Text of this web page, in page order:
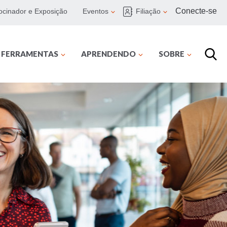
e Exposição Eventos Filiação Conecte-se
APRENDENDO SOBRE